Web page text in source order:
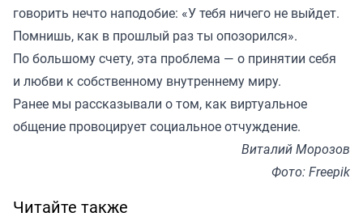
говорить нечто наподобие: «У тебя ничего не выйдет.
Помнишь, как в прошлый раз ты опозорился».
По большому счету, эта проблема — о принятии себя
и любви к собственному внутреннему миру.
Ранее мы рассказывали о том, как виртуальное
общение провоцирует социальное отчуждение.
Виталий Морозов
Фото: Freepik
Читайте также